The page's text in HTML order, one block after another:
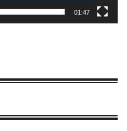
01:47